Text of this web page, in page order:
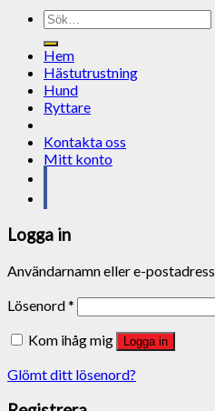
Sök
efter:
Hem
Hästutrustning
Hund
Ryttare
Kontakta oss
Mitt konto
Logga in
Användarnamn eller e-postadress
Lösenord*
Kom ihåg mig
Logga in
Glömt ditt lösenord?